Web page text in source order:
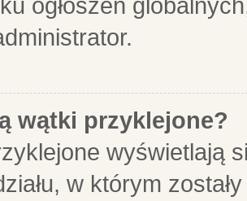
wątki przyklejone?
wyświetlają
w którym